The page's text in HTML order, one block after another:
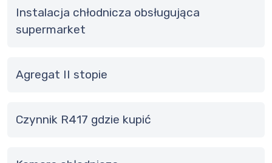
Instalacja chłodnicza obsługująca
supermarket
agregat II stopie
Czynnik R417 gdzie kupić